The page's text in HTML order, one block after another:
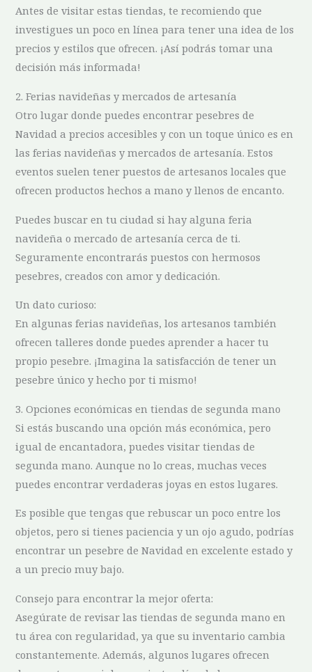
Antes de visitar estas tiendas, te ⁤recomiendo que
investigues un poco en línea para tener⁤ una idea de los
precios y estilos que ofrecen. ¡Así podrás tomar una
decisión más informada!
2. Ferias navideñas y mercados de artesanía
Otro lugar donde puedes encontrar pesebres de
Navidad a precios accesibles y con un‍ toque único es en
las ferias navideñas y mercados de artesanía. Estos
eventos suelen tener puestos ‌de artesanos locales que
ofrecen productos ‌hechos a mano y llenos de encanto.
Puedes buscar‍ en tu ciudad si hay alguna‌ feria
navideña o mercado de⁢ artesanía cerca de ti.
Seguramente encontrarás puestos con hermosos
pesebres, creados con amor‍ y dedicación.
Un ⁤dato curioso:
En algunas ferias navideñas, los​ artesanos también​
ofrecen talleres donde puedes aprender a hacer tu
⁢propio pesebre. ¡Imagina la satisfacción de tener un
pesebre único y hecho ⁢por ti mismo!
3. Opciones económicas en tiendas de segunda mano
Si estás buscando una opción más económica, pero‍
igual de encantadora, puedes visitar tiendas de
segunda mano. Aunque no lo ⁣creas, muchas veces
puedes encontrar verdaderas joyas en estos ‍lugares.
Es⁣ posible que tengas que rebuscar un poco entre⁢ los
objetos,​ pero si tienes paciencia y un ojo agudo, podrías
encontrar un pesebre de Navidad​ en excelente estado ‌y
a un precio muy bajo.
Consejo para encontrar la mejor oferta:
Asegúrate de​ revisar ⁤las tiendas‌ de segunda ⁣mano en
tu área con regularidad, ya que su inventario cambia
constantemente. Además, algunos lugares ofrecen